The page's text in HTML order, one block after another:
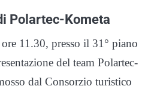
Polartec-Kometa
11.30, presso il 31° piano
del team Polartec-
dal Consorzio turistico